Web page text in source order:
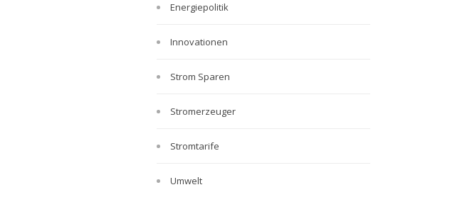
Energiepolitik
Innovationen
Strom Sparen
Stromerzeuger
Stromtarife
Umwelt